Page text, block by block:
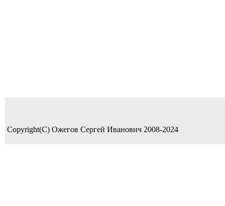
Copyright(C) Ожегов Сергей Иванович 2008-2024